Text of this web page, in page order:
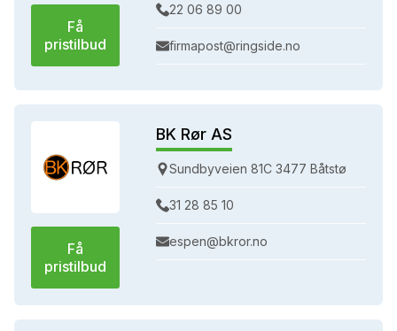
Få
pristilbud
22 06 89 00
firmapost@ringside.no
Få
pristilbud
BK Rør AS
Sundbyveien 81C 3477 Båtstø
31 28 85 10
espen@bkror.no